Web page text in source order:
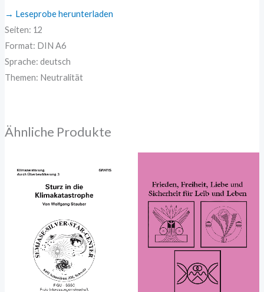
→ Leseprobe herunterladen
Seiten: 12
Format: DIN A6
Sprache: deutsch
Themen: Neutralität
Ähnliche Produkte